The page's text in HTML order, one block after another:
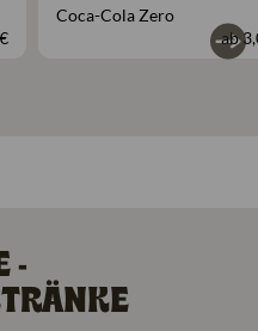
Coca-Cola Zero
ab
-